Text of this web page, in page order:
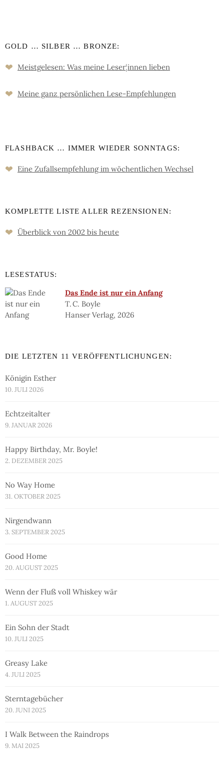
GOLD … SILBER … BRONZE:
❤ Meistgelesen: Was meine Leser¦innen lieben
❤ Meine ganz persön­lichen Lese-Empfeh­lungen
FLASHBACK … IMMER WIEDER SONNTAGS:
❤ Eine Zufalls­empfehlung im wöchent­lichen Wechsel
KOMPLETTE LISTE ALLER REZENSIONEN:
❤ Überblick von 2002 bis heute
LESESTATUS:
Das Ende ist nur ein Anfang
T. C. Boyle
Hanser Verlag, 2026
DIE LETZTEN 11 VERÖFFENTLICHUNGEN:
Königin Esther
10. JULI 2026
Echtzeitalter
9. JANUAR 2026
Happy Birthday, Mr. Boyle!
2. DEZEMBER 2025
No Way Home
31. OKTOBER 2025
Nirgendwann
3. SEPTEMBER 2025
Good Home
20. AUGUST 2025
Wenn der Fluß voll Whiskey wär
1. AUGUST 2025
Ein Sohn der Stadt
10. JULI 2025
Greasy Lake
4. JULI 2025
Sterntagebücher
20. JUNI 2025
I Walk Between the Raindrops
9. MAI 2025